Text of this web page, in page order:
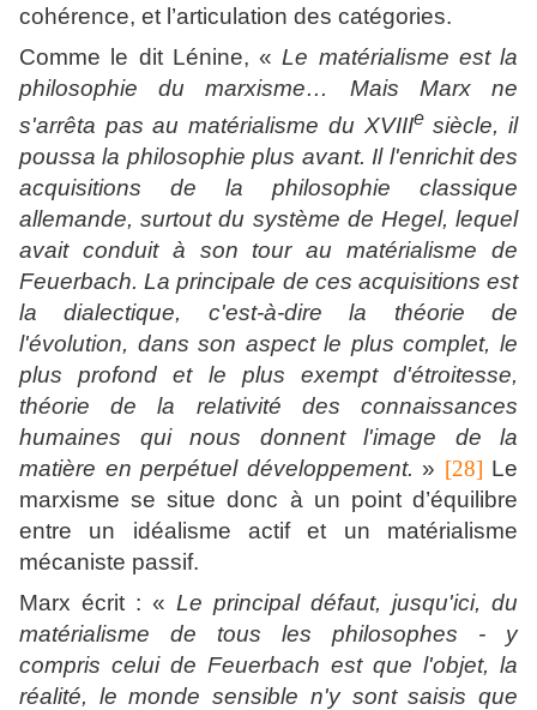
cohérence, et l’articulation des catégories.
Comme le dit Lénine, «Le matérialisme est la
philosophie du marxisme… Mais Marx ne
s'arrêta pas au matérialisme du XVIIIesiècle, il
poussa la philosophie plus avant. Il l'enrichit des
acquisitions de la philosophie classique
allemande, surtout du système de Hegel, lequel
avait conduit à son tour au matérialisme de
Feuerbach. La principale de ces acquisitions est
la dialectique, c'est-à-dire la théorie de
l'évolution, dans son aspect le plus complet, le
plus profond et le plus exempt d'étroitesse,
théorie de la relativité des connaissances
humaines qui nous donnent l'image de la
matière en perpétuel développement. » [28] Le
marxisme se situe donc à un point d’équilibre
entre un idéalisme actif et un matérialisme
mécaniste passif.
Marx écrit : « Le principal défaut, jusqu'ici, du
matérialisme de tous les philosophes - y
compris celui de Feuerbach est que l'objet, la
réalité, le monde sensible n'y sont saisis que